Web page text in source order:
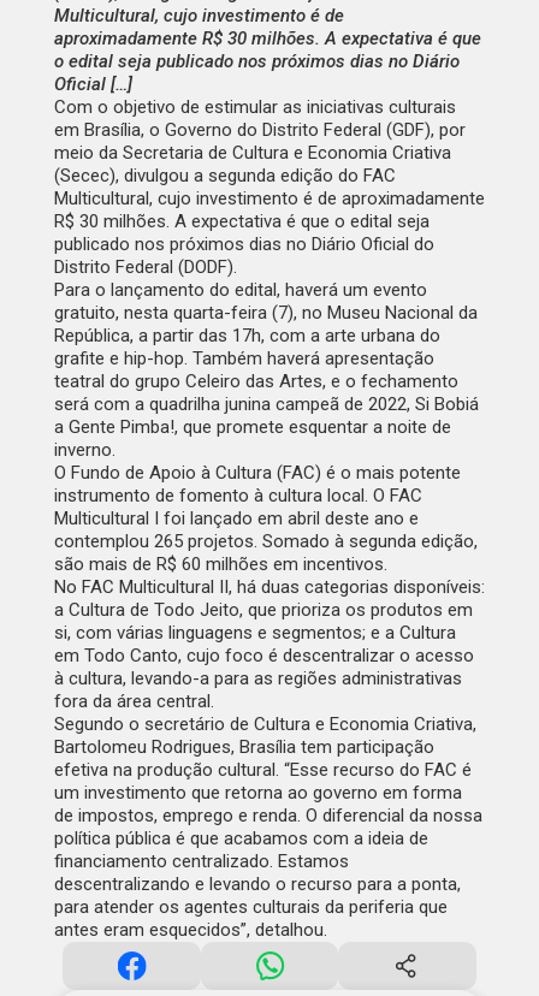
Multicultural, cujo investimento é de
aproximadamente R$ 30 milhões. A expectativa é que
o edital seja publicado nos próximos dias no Diário
Oficial […]
Com o objetivo de estimular as iniciativas culturais
em Brasília, o Governo do Distrito Federal (GDF), por
meio da Secretaria de Cultura e Economia Criativa
(Secec), divulgou a segunda edição do FAC
Multicultural, cujo investimento é de aproximadamente
R$ 30 milhões. A expectativa é que o edital seja
publicado nos próximos dias no Diário Oficial do
Distrito Federal (DODF).
Para o lançamento do edital, haverá um evento
gratuito, nesta quarta-feira (7), no Museu Nacional da
República, a partir das 17h, com a arte urbana do
grafite e hip-hop. Também haverá apresentação
teatral do grupo Celeiro das Artes, e o fechamento
será com a quadrilha junina campeã de 2022, Si Bobiá
a Gente Pimba!, que promete esquentar a noite de
inverno.
O Fundo de Apoio à Cultura (FAC) é o mais potente
instrumento de fomento à cultura local. O FAC
Multicultural I foi lançado em abril deste ano e
contemplou 265 projetos. Somado à segunda edição,
são mais de R$ 60 milhões em incentivos.
No FAC Multicultural II, há duas categorias disponíveis:
a Cultura de Todo Jeito, que prioriza os produtos em
si, com várias linguagens e segmentos; e a Cultura
em Todo Canto, cujo foco é descentralizar o acesso
à cultura, levando-a para as regiões administrativas
fora da área central.
Segundo o secretário de Cultura e Economia Criativa,
Bartolomeu Rodrigues, Brasília tem participação
efetiva na produção cultural. “Esse recurso do FAC é
um investimento que retorna ao governo em forma
de impostos, emprego e renda. O diferencial da nossa
política pública é que acabamos com a ideia de
financiamento centralizado. Estamos
descentralizando e levando o recurso para a ponta,
para atender os agentes culturais da periferia que
antes eram esquecidos”, detalhou.